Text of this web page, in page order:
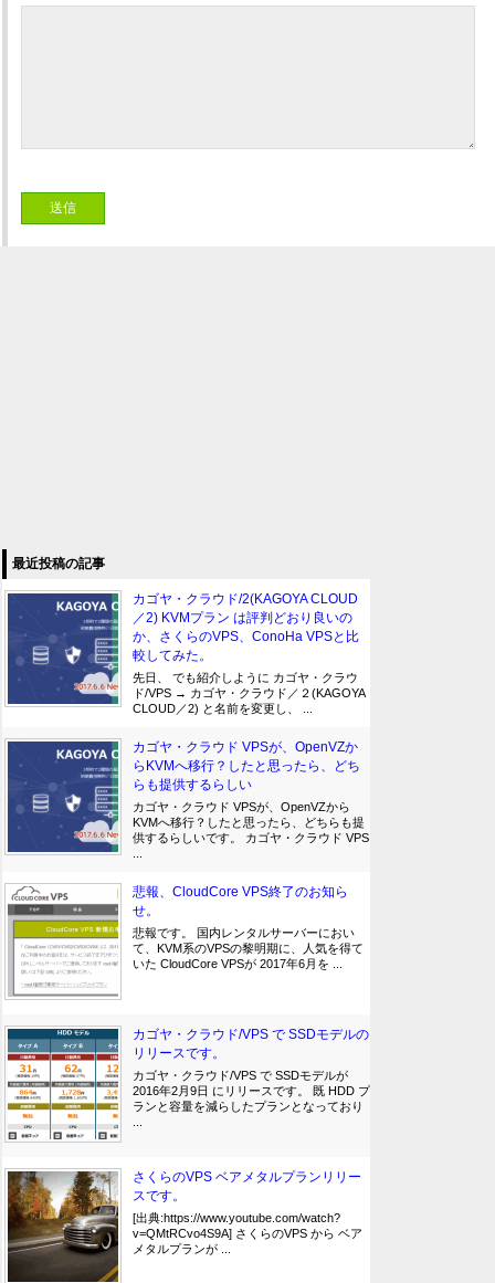
最近投稿の記事
カゴヤ・クラウド/2(KAGOYA CLOUD
／2) KVMプラン は評判どおり良いの
か、さくらのVPS、ConoHa VPSと比
較してみた。
先日、 でも紹介しように カゴヤ・クラウ
ド/VPS → カゴヤ・クラウド／２(KAGOYA
CLOUD／2) と名前を変更し、 ...
カゴヤ・クラウド VPSが、OpenVZか
らKVMへ移行？したと思ったら、どち
らも提供するらしい
カゴヤ・クラウド VPSが、OpenVZから
KVMへ移行？したと思ったら、どちらも提
供するらしいです。 カゴヤ・クラウド VPS
悲報、CloudCore VPS終了のお知ら
せ。
悲報です。 国内レンタルサーバーにおい
て、KVM系のVPSの黎明期に、人気を得て
いた CloudCore VPSが 2017年6月を ...
カゴヤ・クラウド/VPS で SSDモデルの
リリースです。
カゴヤ・クラウド/VPS で SSDモデルが
2016年2月9日 にリリースです。 既 HDD プ
ランと容量を減らしたプランとなっており
さくらのVPS ベアメタルプランリリー
スです。
[出典:https://www.youtube.com/watch?
v=QMtRCvo4S9A] さくらのVPS から ベア
メタルプランが ...